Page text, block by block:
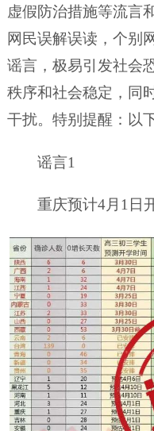
虚假防治措施等流言
网民误解误读，个别
谣言，极易引发社会
秩序和社会稳定，同
干扰。特别提醒：以
谣言1
重庆预计4月1日